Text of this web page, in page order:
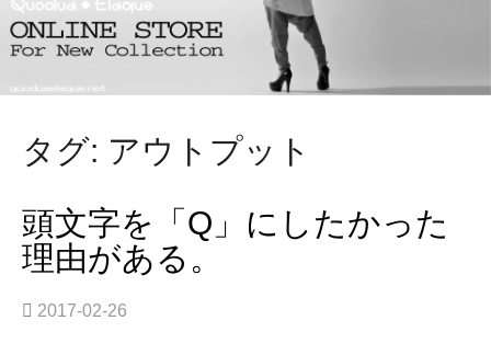
タグ: アウトプット
頭文字を「Q」にしたかった
理由がある。
2017-02-26